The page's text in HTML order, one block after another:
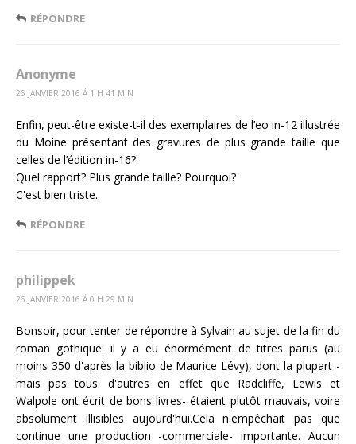
RÉPONDRE
Anonyme
26 JANVIER 2016 Á 1 H 41 MIN
Enfin, peut-être existe-t-il des exemplaires de l’eo in-12 illustrée
du Moine présentant des gravures de plus grande taille que
celles de l’édition in-16?
Quel rapport? Plus grande taille? Pourquoi?
C'est bien triste.
RÉPONDRE
philippek
26 JANVIER 2016 Á 0 H 29 MIN
Bonsoir, pour tenter de répondre à Sylvain au sujet de la fin du
roman gothique: il y a eu énormément de titres parus (au
moins 350 d'après la biblio de Maurice Lévy), dont la plupart -
mais pas tous: d'autres en effet que Radcliffe, Lewis et
Walpole ont écrit de bons livres- étaient plutôt mauvais, voire
absolument illisibles aujourd'hui.Cela n'empêchait pas que
continue une production -commerciale- importante. Aucun